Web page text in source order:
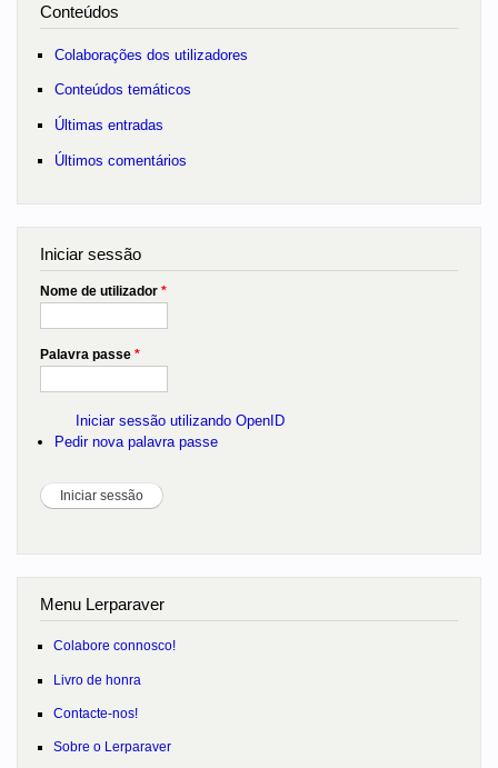
Conteúdos
Colaborações dos utilizadores
Conteúdos temáticos
Últimas entradas
Últimos comentários
Iniciar sessão
Nome de utilizador *
Palavra passe *
Iniciar sessão utilizando OpenID
Pedir nova palavra passe
Menu Lerparaver
Colabore connosco!
Livro de honra
Contacte-nos!
Sobre o Lerparaver